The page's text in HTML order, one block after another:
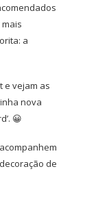
a
e vejam as
nova
😀
de